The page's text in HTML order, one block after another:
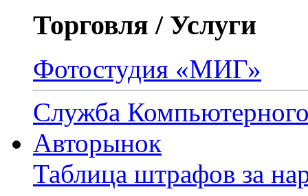
Торговля / Услуги
Фотостудия «МИГ»
Служба
Авторынок
Таблица штрафов за